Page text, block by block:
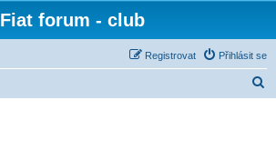
Fiat forum - club
Přihlásit se
Registrovat